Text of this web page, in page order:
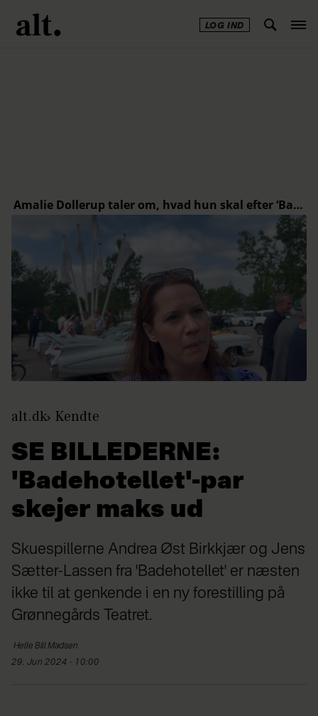
LOG IND
alt.dk Kendte
SE BILLEDERNE:
'Badehotellet'-par
skejer maks ud
Skuespillerne Andrea Øst Birkkjær og Jens
Sætter-Lassen fra 'Badehotellet' er næsten
ikke til at genkende i en ny forestilling på
Grønnegårds Teatret.
Helle Bill Madsen
29. Jun 2024 - 10:00